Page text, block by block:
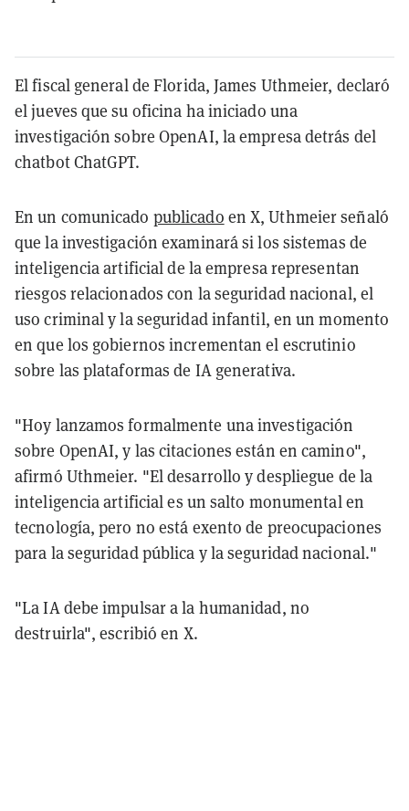
El fiscal general de Florida, James Uthmeier, declaró
el jueves que su oficina ha iniciado una
investigación sobre OpenAI, la empresa detrás del
chatbot ChatGPT.
En un comunicado publicado en X, Uthmeier señaló
que la investigación examinará si los sistemas de
inteligencia artificial de la empresa representan
riesgos relacionados con la seguridad nacional, el
uso criminal y la seguridad infantil, en un momento
en que los gobiernos incrementan el escrutinio
sobre las plataformas de IA generativa.
"Hoy lanzamos formalmente una investigación
sobre OpenAI, y las citaciones están en camino",
afirmó Uthmeier. "El desarrollo y despliegue de la
inteligencia artificial es un salto monumental en
tecnología, pero no está exento de preocupaciones
para la seguridad pública y la seguridad nacional."
"La IA debe impulsar a la humanidad, no
destruirla", escribió en X.